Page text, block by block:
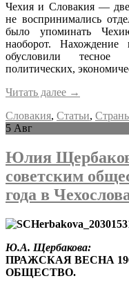
Чехия и Словакия — две
не воспринимались
было упоминать
наоборот.
обусловили тесное
политических,
Читать далее →
Словакия, Статьи,
5 Авг
Юлия
советским
года в
Ю.А. Щербакова:
ПРАЖСКАЯ ВЕСНА
ОБЩЕСТВО.